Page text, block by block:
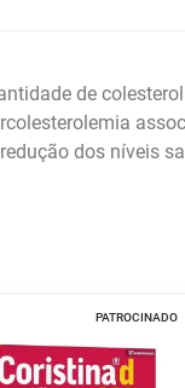
de
dos níveis
PATROCINADO